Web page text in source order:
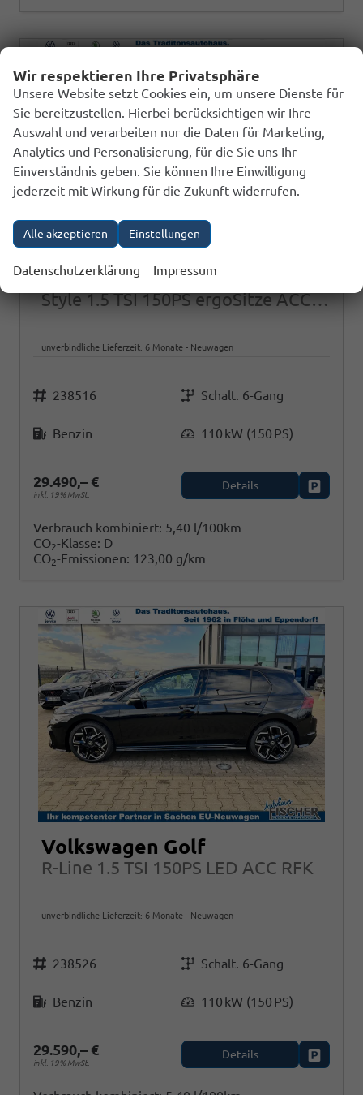
Volkswagen Golf
Style 1.5 TSI 150PS ergoSitze ACC LED-PLUS RFK
unverbindliche Lieferzeit: 6 Monate Neuwagen
Fahrzeugnr.
238516
Getriebe
Schalt. 6-Gang
Benzin 110 kW (150 PS)
29.490,– €
inkl. 19% MwSt.
Details
Verbrauch kombiniert: 5,40 l/100km
CO2-Klasse: D
CO2-Emissionen: 123,00 g/km
Volkswagen Golf
R-Line 1.5 TSI 150PS LED ACC RFK
unverbindliche Lieferzeit: 6 Monate Neuwagen
Fahrzeugnr.
238526
Getriebe
Schalt. 6-Gang
Benzin 110 kW (150 PS)
29.590,– €
inkl. 19% MwSt.
Details
Wir respektieren Ihre Privatsphäre
Unsere Website setzt Cookies ein, um unsere Dienste für
Sie bereitzustellen. Hierbei berücksichtigen wir Ihre
Auswahl und verarbeiten nur die Daten für Marketing,
Analytics und Personalisierung, für die Sie uns Ihr
Einverständnis geben. Sie können Ihre Einwilligung
jederzeit mit Wirkung für die Zukunft widerrufen.
Alle akzeptieren Einstellungen
Datenschutzerklärung Impressum